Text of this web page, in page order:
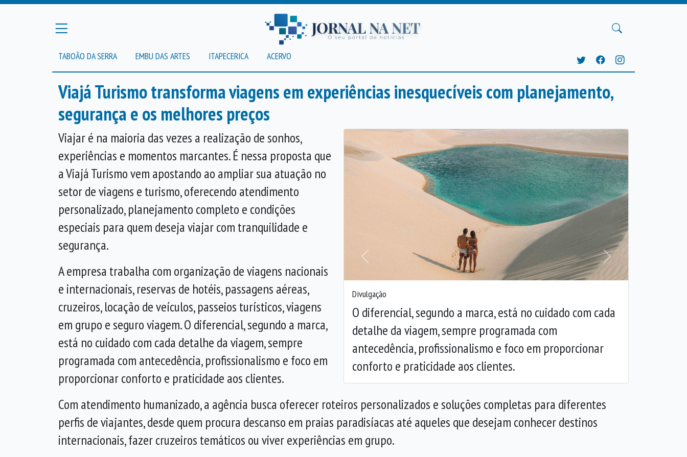
TABOÃO DA SERRA EMBU DAS ARTES ITAPECERICA ACERVO
Viajá Turismo transforma viagens em experiências inesquecíveis com planejamento,
segurança e os melhores preços
Divulgação
O diferencial, segundo a marca, está no cuidado com cada
detalhe da viagem, sempre programada com
antecedência, profissionalismo e foco em proporcionar
conforto e praticidade aos clientes.
Anterior Próxima
Viajar é na maioria das vezes a realização de sonhos,
experiências e momentos marcantes. É nessa proposta que
a Viajá Turismo vem apostando ao ampliar sua atuação no
setor de viagens e turismo, oferecendo atendimento
personalizado, planejamento completo e condições
especiais para quem deseja viajar com tranquilidade e
segurança.
A empresa trabalha com organização de viagens nacionais
e internacionais, reservas de hotéis, passagens aéreas,
cruzeiros, locação de veículos, passeios turísticos, viagens
em grupo e seguro viagem. O diferencial, segundo a marca,
está no cuidado com cada detalhe da viagem, sempre
programada com antecedência, profissionalismo e foco em
proporcionar conforto e praticidade aos clientes.
Com atendimento humanizado, a agência busca oferecer roteiros personalizados e soluções completas para diferentes
perfis de viajantes, desde quem procura descanso em praias paradisíacas até aqueles que desejam conhecer destinos
internacionais, fazer cruzeiros temáticos ou viver experiências em grupo.